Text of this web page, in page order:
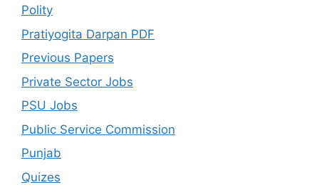
Polity
Pratiyogita Darpan PDF
Previous Papers
Private Sector Jobs
PSU Jobs
Public Service Commission
Punjab
Quizes